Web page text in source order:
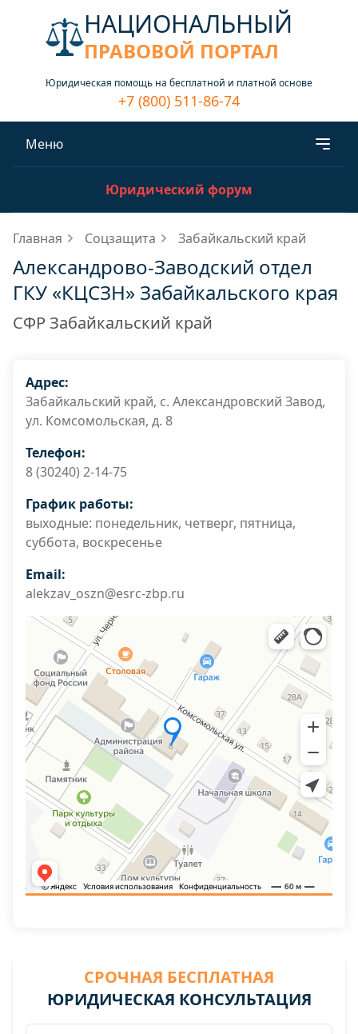
НАЦИОНАЛЬНЫЙ
ПРАВОВОЙ ПОРТАЛ
Юридическая помощь на бесплатной и платной основе
+7 (800) 511-86-74
Меню
Юридический форум
Главная Соцзащита Забайкальский край
Александрово-Заводский отдел
ГКУ «КЦСЗН» Забайкальского края
СФР Забайкальский край
Адрес:
Забайкальский край, с. Александровский Завод,
ул. Комсомольская, д. 8
Телефон:
8 (30240) 2-14-75
График работы:
выходные: понедельник, четверг, пятница,
суббота, воскресенье
Email:
alekzav_oszn@esrc-zbp.ru
СРОЧНАЯ БЕСПЛАТНАЯ
ЮРИДИЧЕСКАЯ КОНСУЛЬТАЦИЯ